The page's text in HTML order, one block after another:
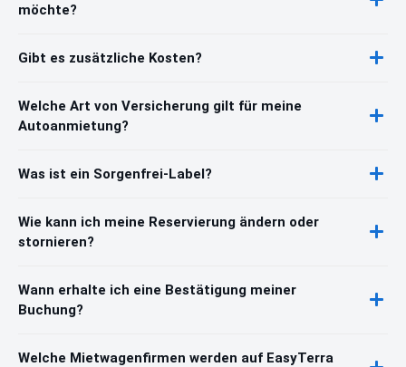
möchte?
Gibt es zusätzliche Kosten?
Welche Art von Versicherung gilt für meine
Autoanmietung?
Was ist ein Sorgenfrei-Label?
Wie kann ich meine Reservierung ändern oder
stornieren?
Wann erhalte ich eine Bestätigung meiner
Buchung?
Welche Mietwagenfirmen werden auf EasyTerra